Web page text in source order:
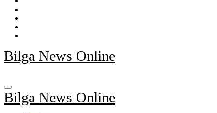
Bilga News Online
Bilga News Online